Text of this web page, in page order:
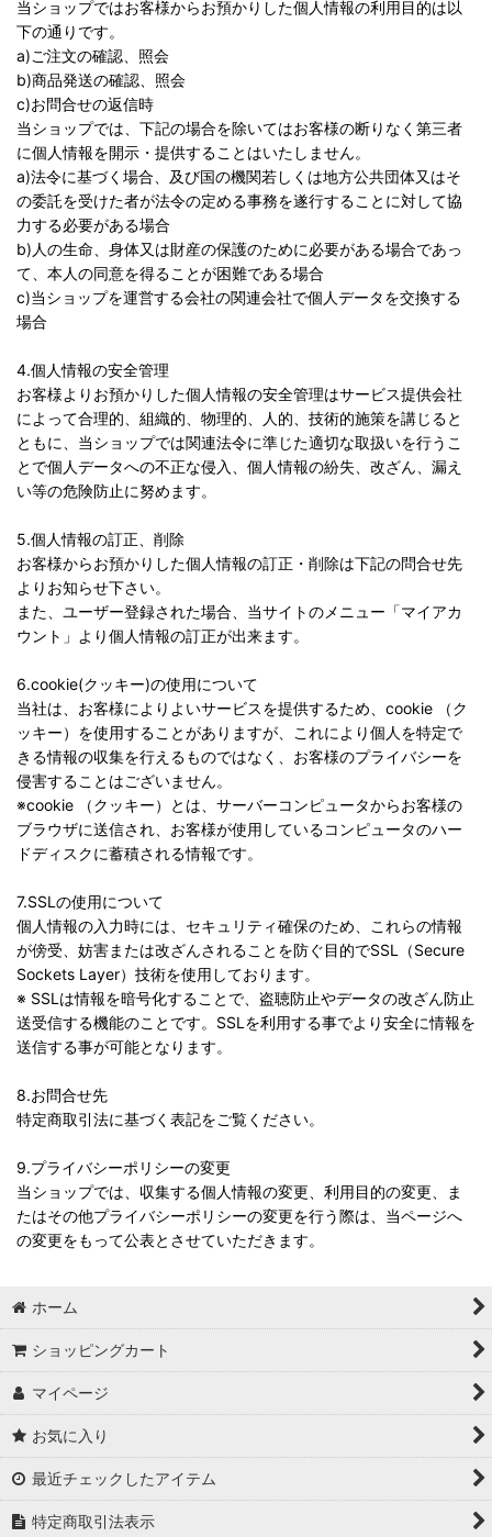
当ショップではお客様からお預かりした個人情報の利用目的は以
下の通りです。
a)ご注文の確認、照会
b)商品発送の確認、照会
c)お問合せの返信時
当ショップでは、下記の場合を除いてはお客様の断りなく第三者
に個人情報を開示・提供することはいたしません。
a)法令に基づく場合、及び国の機関若しくは地方公共団体又はそ
の委託を受けた者が法令の定める事務を遂行することに対して協
力する必要がある場合
b)人の生命、身体又は財産の保護のために必要がある場合であっ
て、本人の同意を得ることが困難である場合
c)当ショップを運営する会社の関連会社で個人データを交換する
場合
4.個人情報の安全管理
お客様よりお預かりした個人情報の安全管理はサービス提供会社
によって合理的、組織的、物理的、人的、技術的施策を講じると
ともに、当ショップでは関連法令に準じた適切な取扱いを行うこ
とで個人データへの不正な侵入、個人情報の紛失、改ざん、漏え
い等の危険防止に努めます。
5.個人情報の訂正、削除
お客様からお預かりした個人情報の訂正・削除は下記の問合せ先
よりお知らせ下さい。
また、ユーザー登録された場合、当サイトのメニュー「マイアカ
ウント」より個人情報の訂正が出来ます。
6.cookie(クッキー)の使用について
当社は、お客様によりよいサービスを提供するため、cookie （ク
ッキー）を使用することがありますが、これにより個人を特定で
きる情報の収集を行えるものではなく、お客様のプライバシーを
侵害することはございません。
※cookie （クッキー）とは、サーバーコンピュータからお客様の
ブラウザに送信され、お客様が使用しているコンピュータのハー
ドディスクに蓄積される情報です。
7.SSLの使用について
個人情報の入力時には、セキュリティ確保のため、これらの情報
が傍受、妨害または改ざんされることを防ぐ目的でSSL（Secure
Sockets Layer）技術を使用しております。
※ SSLは情報を暗号化することで、盗聴防止やデータの改ざん防止
送受信する機能のことです。SSLを利用する事でより安全に情報を
送信する事が可能となります。
8.お問合せ先
特定商取引法に基づく表記をご覧ください。
9.プライバシーポリシーの変更
当ショップでは、収集する個人情報の変更、利用目的の変更、ま
たはその他プライバシーポリシーの変更を行う際は、当ページへ
の変更をもって公表とさせていただきます。
ホーム
ショッピングカート
マイページ
お気に入り
最近チェックしたアイテム
特定商取引法表示